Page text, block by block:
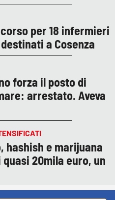
per 18 infermieri
a Cosenza
forza il posto di
arrestato. Aveva
hashish e marijuana
20mila euro, un